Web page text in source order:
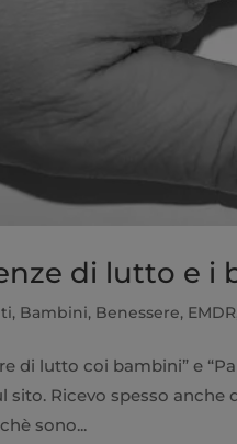
di lutto e i
, Bambini, Benessere, EMDR
di lutto coi bambini” e
sito. Ricevo spesso
sono...